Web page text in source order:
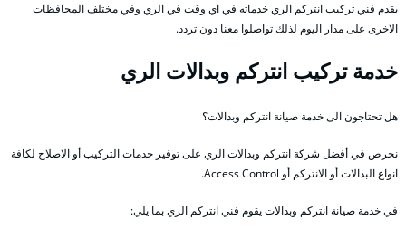
يقدم فني تركيب انتركم الري خدماته في اي وقت في الري وفي مختلف المحافظات
الاخرى على مدار اليوم لذلك تواصلوا معنا دون تردد.
خدمة تركيب انتركم وبدالات الري
هل تحتاجون الى خدمة صيانة انتركم وبدالات؟
نحرص في أفضل شركة انتركم وبدالات الري على توفير خدمات التركيب أو الاصلاح لكافة
انواع البدالات أو الانتركم أو Access Control.
في خدمة صيانة انتركم وبدالات يقوم فني انتركم الري بما يلي: